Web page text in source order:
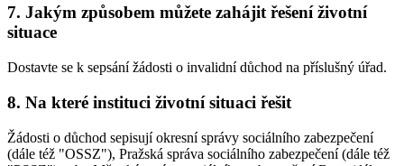
7. Jakým způsobem můžete zahájit řešení životní
situace
Dostavte se k sepsání žádosti o invalidní důchod na příslušný úřad.
8. Na které instituci životní situaci řešit
Žádosti o důchod sepisují okresní správy sociálního zabezpečení
(dále též "OSSZ"), Pražská správa sociálního zabezpečení (dále též